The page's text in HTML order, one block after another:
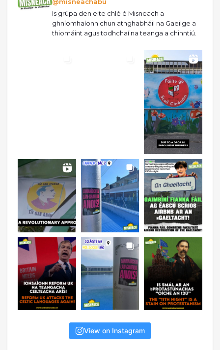
@misneachabu
Is grúpa den eite chlé é Misneach a
ghníomhaíonn chun athghabháil na Gaeilge a
thiomáint agus todhchaí na teanga a chinntiú.
View on Instagram